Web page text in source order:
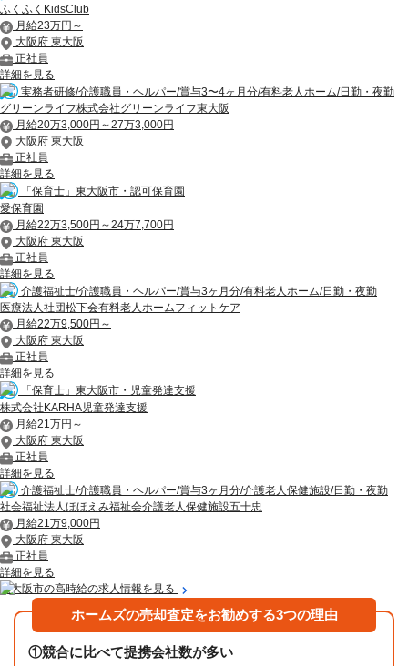
ふくふくKidsClub
月給23万円～
大阪府 東大阪
正社員
詳細を見る
実務者研修/介護職員・ヘルパー/賞与3〜4ヶ月分/有料老人ホーム/日勤・夜勤
グリーンライフ株式会社グリーンライフ東大阪
月給20万3,000円～27万3,000円
大阪府 東大阪
正社員
詳細を見る
「保育士」東大阪市・認可保育園
愛保育園
月給22万3,500円～24万7,700円
大阪府 東大阪
正社員
詳細を見る
介護福祉士/介護職員・ヘルパー/賞与3ヶ月分/有料老人ホーム/日勤・夜勤
医療法人社団松下会有料老人ホームフィットケア
月給22万9,500円～
大阪府 東大阪
正社員
詳細を見る
「保育士」東大阪市・児童発達支援
株式会社KARHA児童発達支援
月給21万円～
大阪府 東大阪
正社員
詳細を見る
介護福祉士/介護職員・ヘルパー/賞与3ヶ月分/介護老人保健施設/日勤・夜勤
社会福祉法人ほほえみ福祉会介護老人保健施設五十忠
月給21万9,000円
大阪府 東大阪
正社員
詳細を見る
東大阪市の高時給の求人情報を見る
ホームズの売却査定をお勧めする3つの理由
①競合に比べて提携会社数が多い